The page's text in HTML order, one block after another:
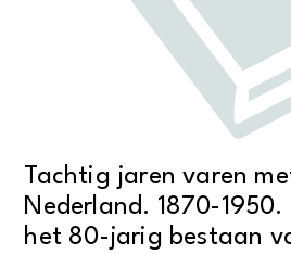
Tachtig jaren varen
Nederland. 1870-
het 80-jarig bestaan